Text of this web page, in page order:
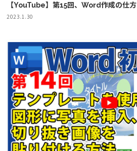
【YouTube】第15回、Word作成の仕方
2023.1.30